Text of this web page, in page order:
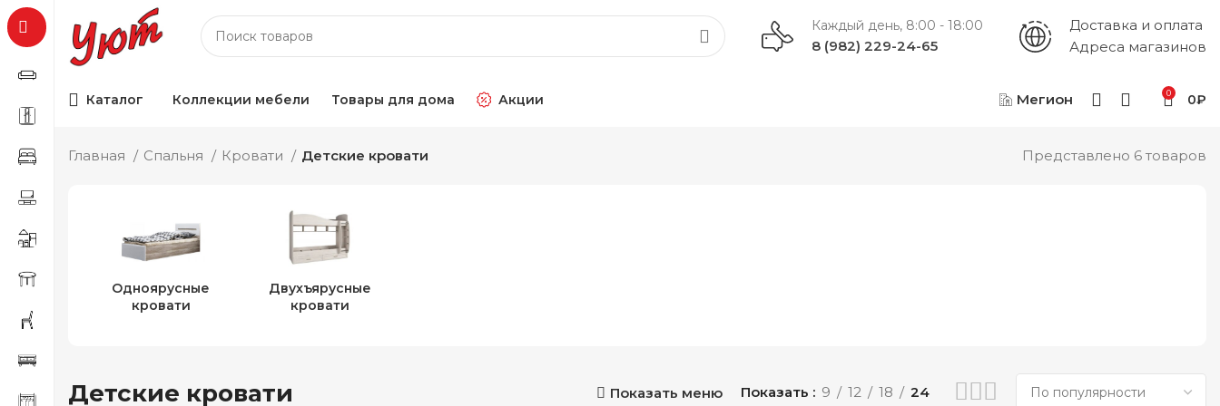
Каждый день, 8:00 - 18:00
8 (982) 229-24-65
Доставка и оплата
Адреса магазинов
Каталог Коллекции мебели Товары для дома Акции Мегион 0 0₽
Главная Спальня Кровати Детские кровати Представлено 6 товаров
Одноярусные
кровати
Двухъярусные
кровати
Детские кровати Показать меню Показать 9 12 18 24